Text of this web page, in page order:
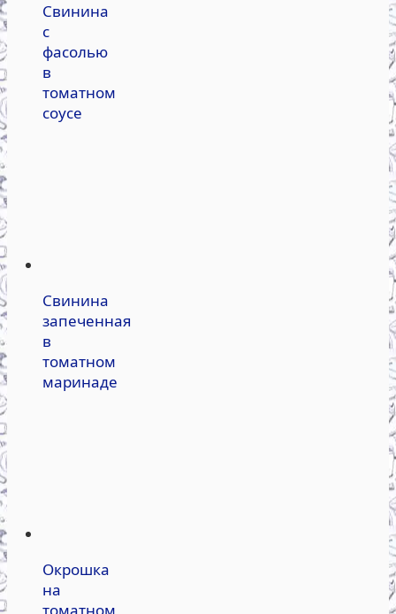
Свинина
с
фасолью
в
томатном
соусе
Свинина
запеченная
в
томатном
маринаде
Окрошка
на